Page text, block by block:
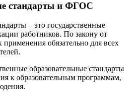
стандарты и ФГОС
– это государственные
работников. По закону от
обязательно для всех
образовательные стандарты
к образовательным программам,